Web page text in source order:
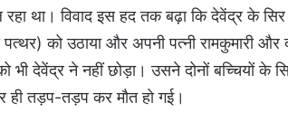
था। विवाद इस हद तक बढ़ा कि देवेंद्र के
को उठाया और अपनी पत्नी रामकुमारी और
को भी देवेंद्र ने नहीं छोड़ा। उसने दोनों
ही तड़प-तड़प कर मौत हो गई।